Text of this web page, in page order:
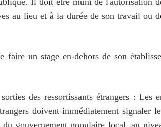
au lieu et à la durée de son travail ou
un stage en-dehors de son
des ressortissants étrangers : Les
doivent immédiatement signaler
gouvernement populaire local, au